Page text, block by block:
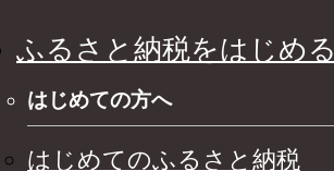
ふるさと納税をはじめる
はじめての方へ
はじめてのふるさと納税